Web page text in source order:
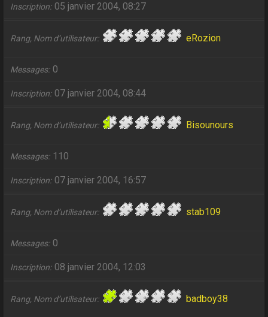
Inscription 05 janvier 2004, 08:27
Rang, Nom d’utilisateur eRozion
Messages 0
Inscription 07 janvier 2004, 08:44
Rang, Nom d’utilisateur Bisounours
Messages 110
Inscription 07 janvier 2004, 16:57
Rang, Nom d’utilisateur stab109
Messages 0
Inscription 08 janvier 2004, 12:03
Rang, Nom d’utilisateur badboy38